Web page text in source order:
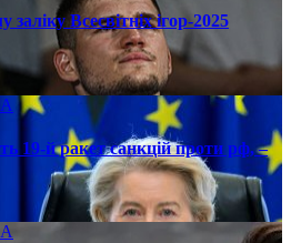
Всесвітніх ігор-2025
19-й ракет санкцій проти рф, –